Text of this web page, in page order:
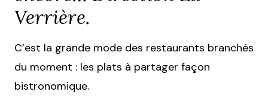
Verrière.
C’est la grande mode des restaurants branchés
du moment : les plats à partager façon
bistronomique.